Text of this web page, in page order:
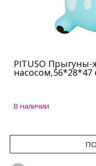
PITUSO
насосом,56*28*47
В наличии